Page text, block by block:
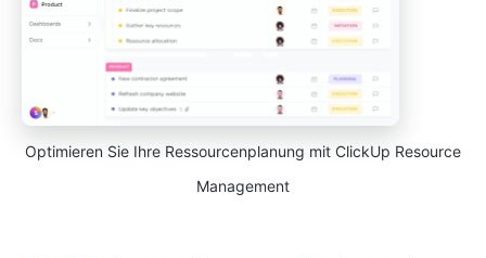
Optimieren Sie Ihre Ressourcenplanung mit ClickUp Resource
Management